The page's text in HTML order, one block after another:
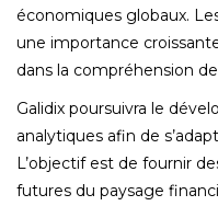
économiques globaux.
une importance
dans la compréhension
Galidix poursuivra le
analytiques afin de
L’objectif est de fournir
futures du paysage